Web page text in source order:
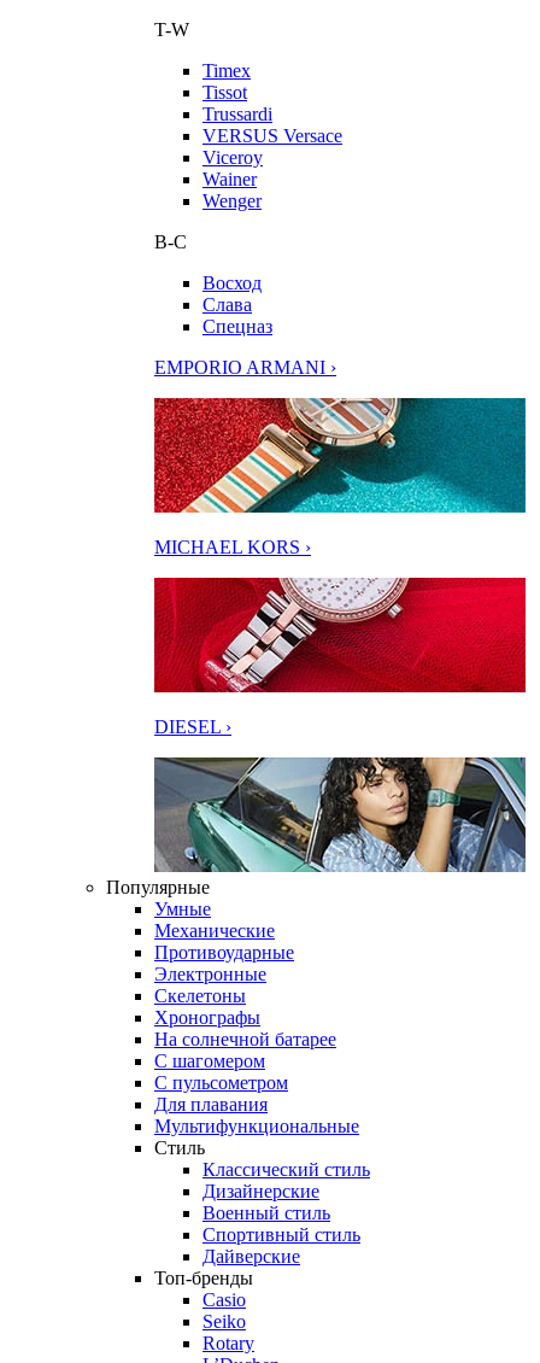
T-W
Timex
Tissot
Trussardi
VERSUS Versace
Viceroy
Wainer
Wenger
В-С
Восход
Слава
Спецназ
EMPORIO ARMANI ›
MICHAEL KORS ›
DIESEL ›
Популярные
Умные
Механические
Противоударные
Электронные
Скелетоны
Хронографы
На солнечной батарее
С шагомером
С пульсометром
Для плавания
Мультифункциональные
Стиль
Классический стиль
Дизайнерские
Военный стиль
Спортивный стиль
Дайверские
Топ-бренды
Casio
Seiko
Rotary